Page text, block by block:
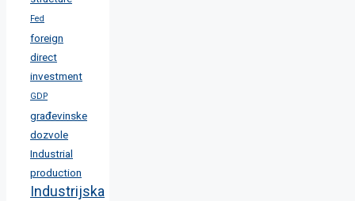
Fed
foreign
direct
investment
GDP
građevinske
dozvole
Industrial
production
Industrijska